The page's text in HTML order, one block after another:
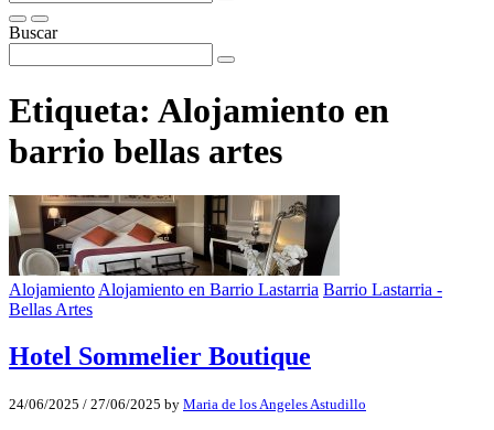
Buscar
Etiqueta: Alojamiento en
barrio bellas artes
Alojamiento Alojamiento en Barrio Lastarria Barrio Lastarria -
Bellas Artes
Hotel Sommelier Boutique
24/06/2025 / 27/06/2025 by Maria de los Angeles Astudillo